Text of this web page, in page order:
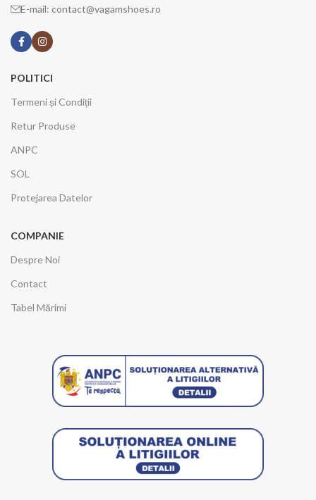
E-mail: contact@vagamshoes.ro
POLITICI
Termeni și Condiții
Retur Produse
ANPC
SOL
Protejarea Datelor
COMPANIE
Despre Noi
Contact
Tabel Mărimi